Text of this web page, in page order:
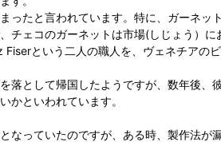
ったと言われています。特に、ガーネッ
ェコのガーネットは市場(しじょう）に
という二人の職人を、ヴェネチアの
落として帰国したようですが、数年後、
かといわれています。
なっていたのですが、ある時、製作法が